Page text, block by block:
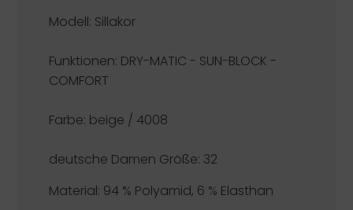
Modell: Sillakor
Funktionen: DRY-MATIC - SUN-BLOCK -
COMFORT
Farbe: beige / 4008
deutsche Damen Größe: 32
Material: 94 % Polyamid, 6 % Elasthan